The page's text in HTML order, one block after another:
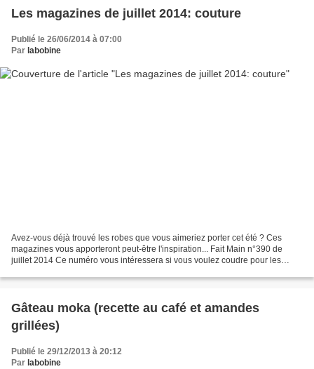
Les magazines de juillet 2014: couture
Publié le 26/06/2014 à 07:00
Par labobine
Avez-vous déjà trouvé les robes que vous aimeriez porter cet été ? Ces
magazines vous apporteront peut-être l'inspiration... Fait Main n°390 de
juillet 2014 Ce numéro vous intéressera si vous voulez coudre pour les
Gâteau moka (recette au café et amandes
grillées)
Publié le 29/12/2013 à 20:12
Par labobine